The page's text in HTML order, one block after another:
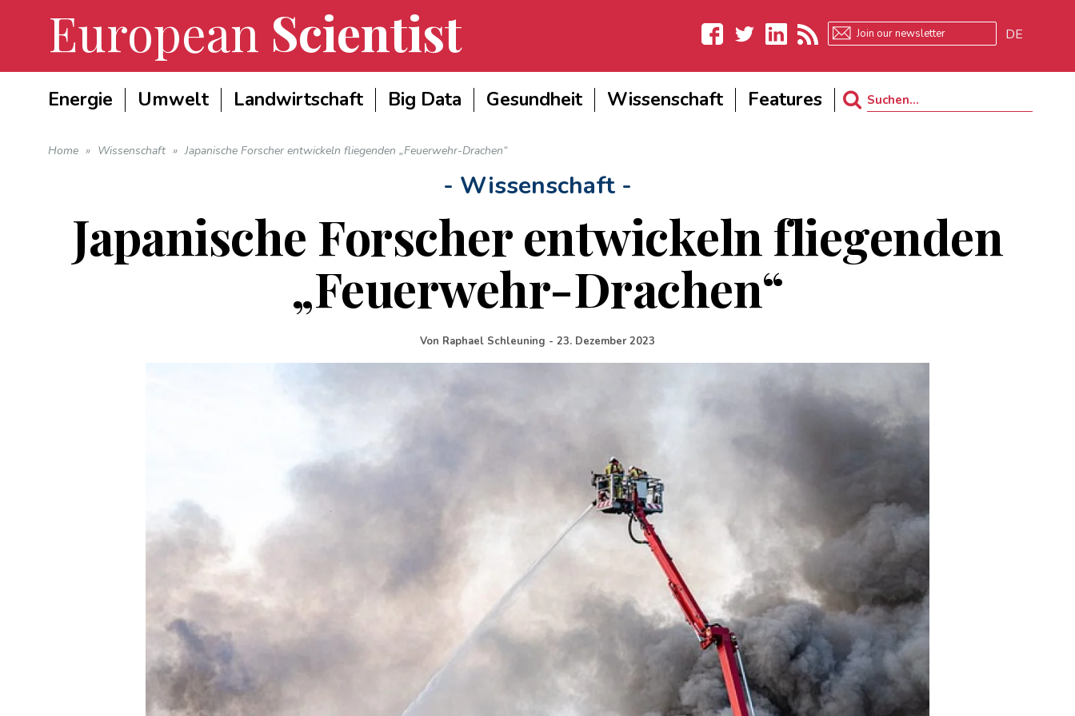
European Scientist
FacebookTwitter
DE
Energie Umwelt Landwirtschaft Big Data Gesundheit Wissenschaft Features
Search
Home » Wissenschaft » Japanische Forscher entwickeln fliegenden „Feuerwehr-Drachen“
- Wissenschaft -
Japanische Forscher entwickeln fliegenden
„Feuerwehr-Drachen“
Von Raphael Schleuning - 23. Dezember 2023